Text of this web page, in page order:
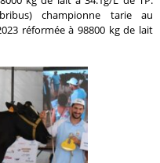
championne tarie au
réformée à 98800 kg de lait